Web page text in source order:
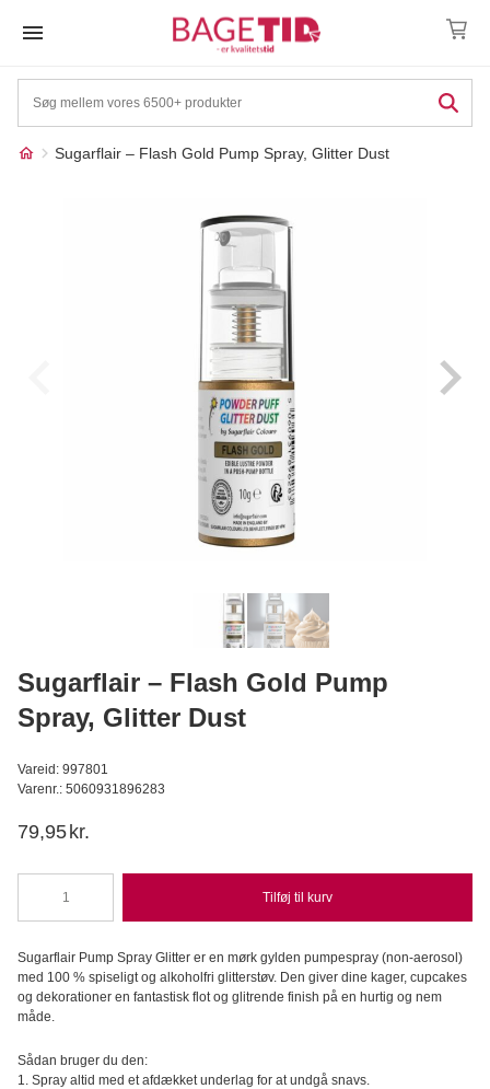
Sugarflair – Flash Gold Pump Spray, Glitter Dust
disse produkter have din
Wilfa - Glacier, Isterningmaskine
Læg i kurv
Sugarflair – Flash Gold Pump
Spray, Glitter Dust
Vareid: 997801
Varenr.: 5060931896283
79,95 kr.
Sugarflair
–
Gold
Pump
Spray,
Glitter
antal
Tilføj til kurv
Sugarflair Pump Spray Glitter er en mørk gylden pumpespray (non-aerosol)
med 100 % spiseligt og alkoholfri glitterstøv. Den giver dine kager, cupcakes
og dekorationer en fantastisk flot og glitrende finish på en hurtig og nem
måde.
Sådan bruger du den:
1. Spray altid med et afdækket underlag for at undgå snavs.